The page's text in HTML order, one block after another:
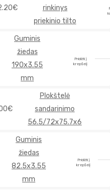
rinkinys
priekinio tilto
Guminis
žiedas
190x3.55
mm
Pridėti į
krepšelį
Plokštelė
sandarinimo
56.5/72x75.7x6
Guminis
žiedas
82.5x3.55
mm
Pridėti į
krepšelį